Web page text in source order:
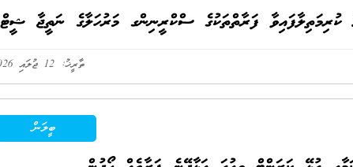
ފަރާތްތަކުގެ ސްކްރީނިންގ މަރުހަލާގެ ނަތީޖާ ޝީޓް
ތާރީޚު: 12 ޖުލައި 2026
ބީލަން